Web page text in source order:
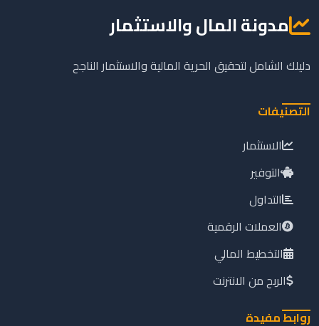
مدونة المال والاستثمار
دليلك الشامل لتحقيق الحرية المالية والاستثمار الناجح
التصنيفات
الاستثمار
التوفير
التداول
العملات الرقمية
التخطيط المالي
الربح من الانترنت
روابط مفيدة